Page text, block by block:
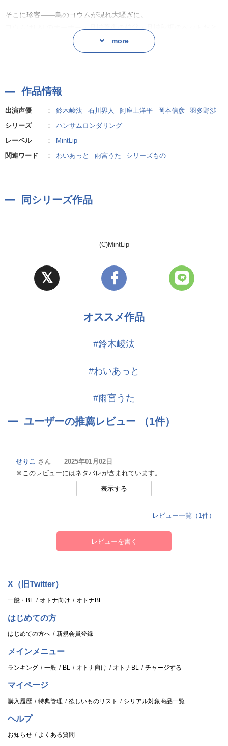
そこに珍客――鳥のヨウムが現れ大騒ぎに。
ヨウムはL&Lのオーナー・月城葦夜の伯父・月城秋桐のペットだと
発覚するが、なんと裏の依頼業の依頼人(鳥)で……?
そして突き付けられた真実は、隼人にとって受け入れ難いものだっ
【キャラクター】
海瀬隼人(かいせ はやと)
CV.鈴木崚汰
人一倍正義感が強く、面倒見の良い性格。元々は優秀な警察官だっ
たが、現在はL&Lに住み込みで働いており、茅の護衛兼、遊び歩く
【お調子者でヘタレなカフェ店長】
26歳/179cm/A型
でフランクな性格のため、初対面でもすぐに打ち解ける。
【目的のためなら手段を選ばない過保護な兄】
大手企業・月城グループの社長を務める。人をからかう事が好きで
に対してかなりの過保護で、あらゆる面で支援を行なっている。
CV.岡本信彦
【優しさの裏に秘密を隠したカウンセラー】
オンライン中心でカウンセラーをする傍ら、L&Lのカフェを手伝っ
ている。物腰が柔らかく温厚だが、葦夜に対してのみ当たりがキツ
月城葦夜(CV.阿座上洋平)
空閑 巴(CV.岡本信彦)
Guest voice actor
more
作品情報
出演声優 ： 鈴木崚汰 石川界人 阿座上洋平 岡本信彦
羽多野渉
シリーズ
：
ハンサムロンダリング
レーベル
：
MintLip
関連ワード
： わいあっと 雨宮うた シリーズもの
同シリーズ作品
(C)MintLip
オススメ作品
#鈴木崚汰
#わいあっと
#雨宮うた
ユーザーの推薦レビュー （1件）
せりこ さん 2025年01月02日
※このレビューにはネタバレが含まれています。
表示する
レビュー一覧（1件）
レビューを書く
X（旧Twitter）
一般・BL オトナ向け オトナBL
はじめての方
はじめての方へ 新規会員登録
メインメニュー
ランキング 一般 BL オトナ向け オトナBL チャージする
マイページ
購入履歴 特典管理 欲しいものリスト シリアル対象商品一覧
ヘルプ
お知らせ よくある質問